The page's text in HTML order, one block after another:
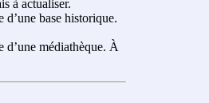
à actualiser.
d’une base historique.
d’une médiathèque. À